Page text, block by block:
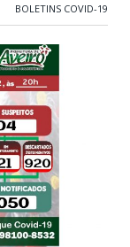
BOLETINS COVID-19